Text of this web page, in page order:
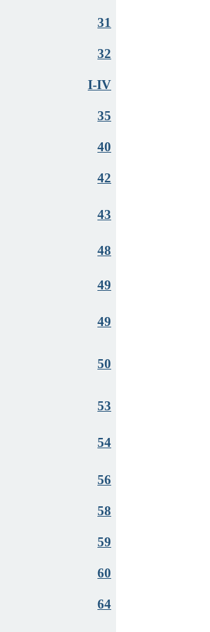
31
32
I-IV
35
40
42
43
48
49
49
50
53
54
56
58
59
60
64